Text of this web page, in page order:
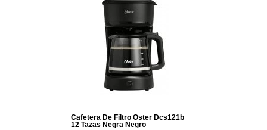
Cafetera De Filtro Oster Dcs121b
12 Tazas Negra Negro